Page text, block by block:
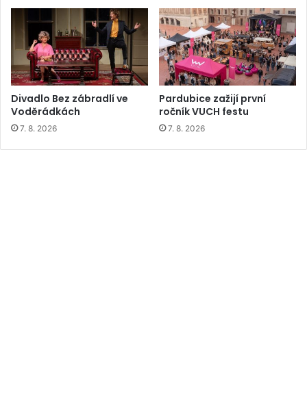
Divadlo Bez zábradlí ve
Voděrádkách
7. 8. 2026
Pardubice zažijí první
ročník VUCH festu
7. 8. 2026